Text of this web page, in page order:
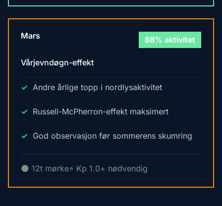
Mars 88% aktivitet
Vårjevndøgn-effekt
Andre årlige topp i nordlysaktivitet
Russell-McPherron-effekt maksimert
God observasjon før sommerens skumring
🌑 12t mørke⚡ Kp 1.0+ nødvendig